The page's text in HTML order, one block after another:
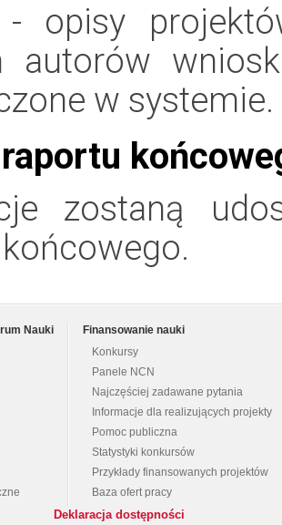
- opisy
autorów
w systemie.
zostaną
Nauki
Finansowanie nauki
Konkursy
Panele NCN
Najczęściej zadawane pytania
Informacje dla realizujących projekty
Pomoc publiczna
Statystyki konkursów
Przykłady finansowanych projektów
Baza ofert pracy
Deklaracja dostępności